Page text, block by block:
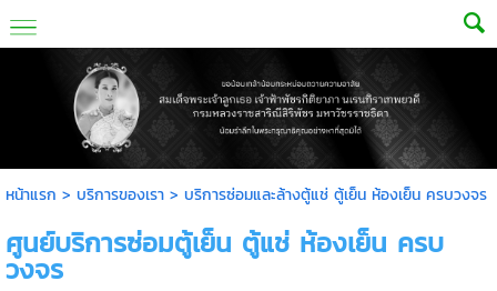
หน้าแรก > บริการของเรา> บริการซ่อมและล้างตู้แช่ ตู้เย็น ห้องเย็น ครบวงจร
ศูนย์บริการซ่อมตู้เย็น ตู้แช่ ห้องเย็น ครบ
วงจร